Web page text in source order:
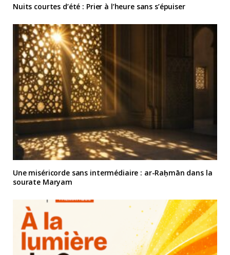
Nuits courtes d’été : Prier à l’heure sans s’épuiser
Une miséricorde sans intermédiaire : ar-Raḥmān dans la
sourate Maryam